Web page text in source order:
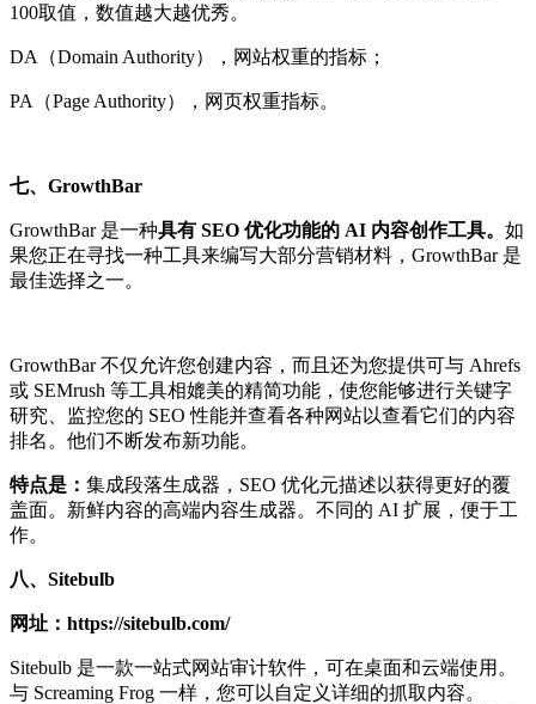
100取值，数值越大越优秀。
DA（Domain Authority），网站权重的指标；
PA（Page Authority），网页权重指标。
七、GrowthBar
GrowthBar 是一种具有 SEO 优化功能的 AI 内容创作工具。 如
果您正在寻找一种工具来编写大部分营销材料，GrowthBar 是
最佳选择之一。
GrowthBar 不仅允许您创建内容，而且还为您提供可与 Ahrefs
或 SEMrush 等工具相媲美的精简功能，使您能够进行关键字
研究、监控您的 SEO 性能并查看各种网站以查看它们的内容
排名。他们不断发布新功能。
特点是： 集成段落生成器，SEO 优化元描述以获得更好的覆
盖面。新鲜内容的高端内容生成器。不同的 AI 扩展，便于工
作。
八、Sitebulb
网址：https://sitebulb.com/
Sitebulb 是一款一站式网站审计软件，可在桌面和云端使用。
与 Screaming Frog 一样，您可以自定义详细的抓取内容。